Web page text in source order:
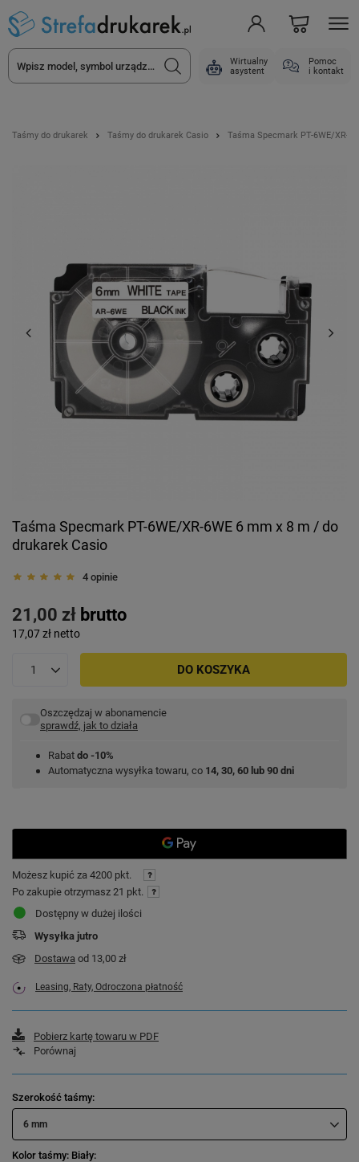
Wirtualny
asystent
Pomoc
i kontakt
Taśmy do drukarek Taśmy do drukarek Casio Taśma Specmark PT-6WE/XR-
Taśma Specmark PT-6WE/XR-6WE 6 mm x 8 m / do
drukarek Casio
4 opinie
21,00 zł brutto
17,07 zł netto
DO KOSZYKA
Oszczędzaj w abonamencie
sprawdź, jak to działa
Rabat do -10%
Automatyczna wysyłka towaru, co 14, 30, 60 lub 90 dni
Możesz kupić za 4200 pkt.
Po zakupie otrzymasz 21 pkt.
Dostępny w dużej ilości
Wysyłka jutro
Dostawa od 13,00 zł
Leasing, Raty, Odroczona płatność
Pobierz kartę towaru w PDF
Porównaj
Szerokość taśmy
6 mm
Kolor taśmy: Biały